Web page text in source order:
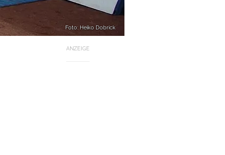
Foto: Heiko Dobrick
ANZEIGE